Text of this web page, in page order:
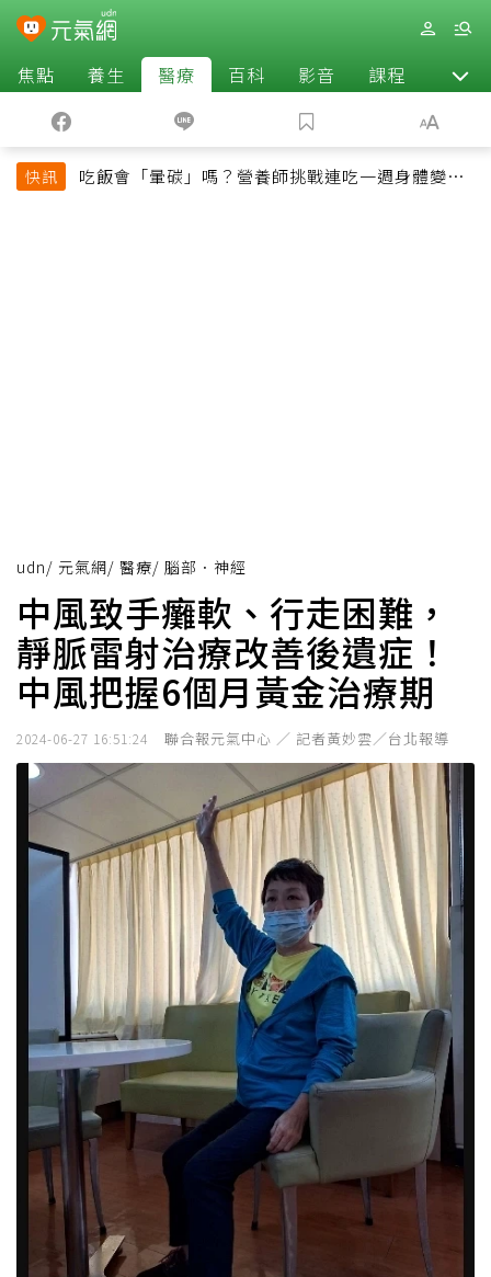
焦點 養生 醫療 百科 影音 課程 退休
快訊
吃飯會「暈碳」嗎？營養師挑戰連吃一週身體變化
udn/ 元氣網/ 醫療/ 腦部．神經
中風致手癱軟、行走困難，
靜脈雷射治療改善後遺症！
中風把握6個月黃金治療期
2024-06-27 16:51:24 聯合報元氣中心 ／ 記者黃妙雲／台北報導